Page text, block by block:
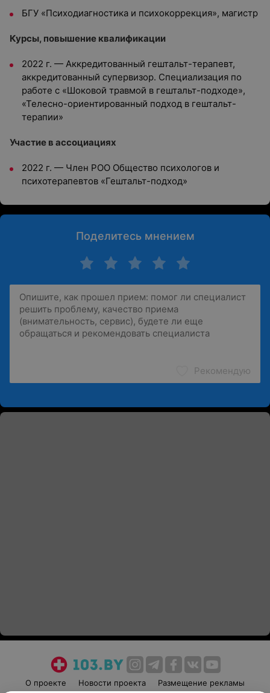
БГУ «Психодиагностика и психокоррекция», магистр
Курсы, повышение квалификации
2022 г. — Аккредитованный гештальт-терапевт,
аккредитованный супервизор. Специализация по
работе с «Шоковой травмой в гештальт-подходе»,
«Телесно-ориентированный подход в гештальт-
терапии»
Участие в ассоциациях
2022 г. — Член РОО Общество психологов и
психотерапевтов «Гештальт-подход»
Поделитесь мнением
Рекомендую
О проекте Новости проекта Размещение рекламы